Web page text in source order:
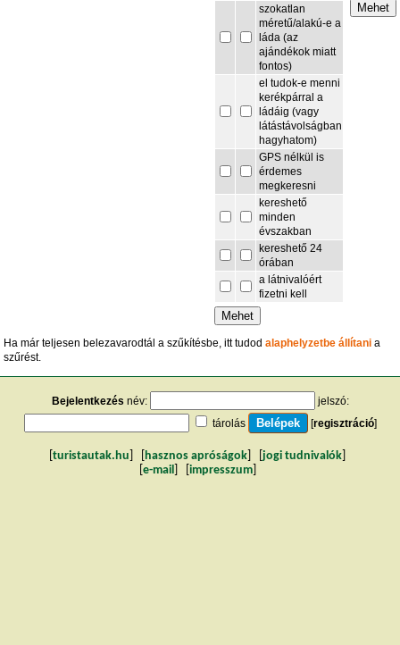
szokatlan
méretű/alakú-e a
láda (az
ajándékok miatt
fontos)
el tudok-e menni
kerékpárral a
ládáig (vagy
látástávolságban
hagyhatom)
GPS nélkül is
érdemes
megkeresni
kereshető
minden
évszakban
kereshető 24
órában
a látnivalóért
fizetni kell
Ha már teljesen belezavarodtál a szűkítésbe, itt tudodalaphelyzetbe állítani a
szűrést.
Bejelentkezés név:
jelszó:
tárolás
[regisztráció]
turistautak.hu hasznos apróságok jogi tudnivalók
e-mail impresszum]